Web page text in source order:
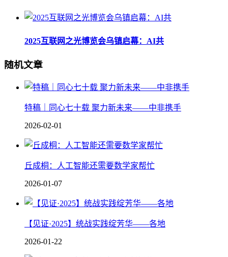
2025互联网之光博览会乌镇启幕：AI共
随机文章
特稿｜同心七十载 聚力新未来——中非携手
2026-02-01
丘成桐：人工智能还需要数学家帮忙
2026-01-07
【见证·2025】统战实践绽芳华——各地
2026-01-22